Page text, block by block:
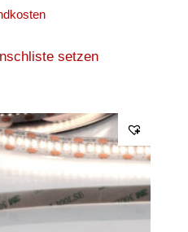
setzen